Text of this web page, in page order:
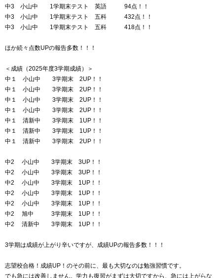
中3 小山中 1学期末テスト 英語 94点！！
中3 小山中 1学期末テスト 五科 432点！！
中3 小山中 1学期末テスト 五科 418点！！
ほか続々点数UPの報告多数！！！
＜成績（2025年度3学期成績）＞
中１ 小山中 3学期末 2UP！！
中１ 小山中 3学期末 2UP！！
中１ 小山中 3学期末 2UP！！
中１ 小山中 3学期末 2UP！！
中１ 清新中 3学期末 1UP！！
中１ 清新中 3学期末 1UP！！
中１ 清新中 3学期末 2UP！！
中2 小山中 3学期末 3UP！！
中2 小山中 3学期末 3UP！！
中2 小山中 3学期末 1UP！！
中2 小山中 3学期末 1UP！！
中2 小山中 3学期末 1UP！！
中2 旭中 3学期末 1UP！！
中2 清新中 3学期末 1UP！！
3学期は成績が上がり辛いですが、成績UPの報告多数！！！
志望校合格！成績UP！のその前に、最も大切なのは勉強習慣です。
でも急には改善しません。学力も復習がまずは大切ですから、急には上がらな